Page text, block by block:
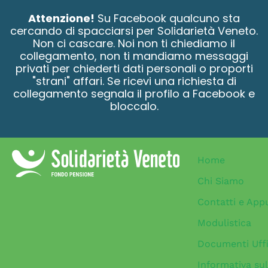
Attenzione! Su Facebook qualcuno sta
cercando di spacciarsi per Solidarietà Veneto.
Non ci cascare. Noi non ti chiediamo il
collegamento, non ti mandiamo messaggi
privati per chiederti dati personali o proporti
"strani" affari. Se ricevi una richiesta di
collegamento segnala il profilo a Facebook e
bloccalo.
Home
Chi Siamo
Contatti e
Modulistica
Documenti
Informativa